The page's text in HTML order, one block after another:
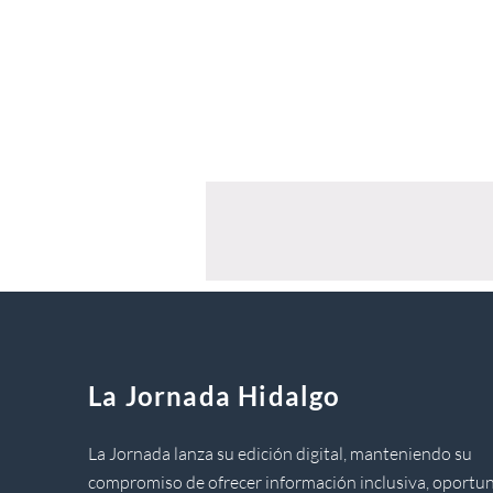
La Jornada Hidalgo
La Jornada lanza su edición digital, manteniendo su
compromiso de ofrecer información inclusiva,